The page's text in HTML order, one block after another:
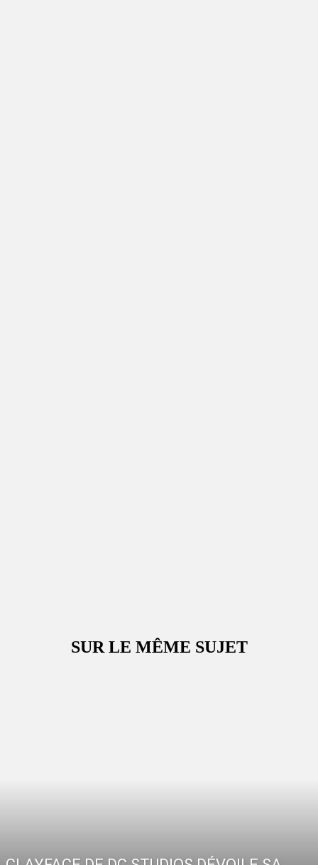
SUR LE MÊME SUJET